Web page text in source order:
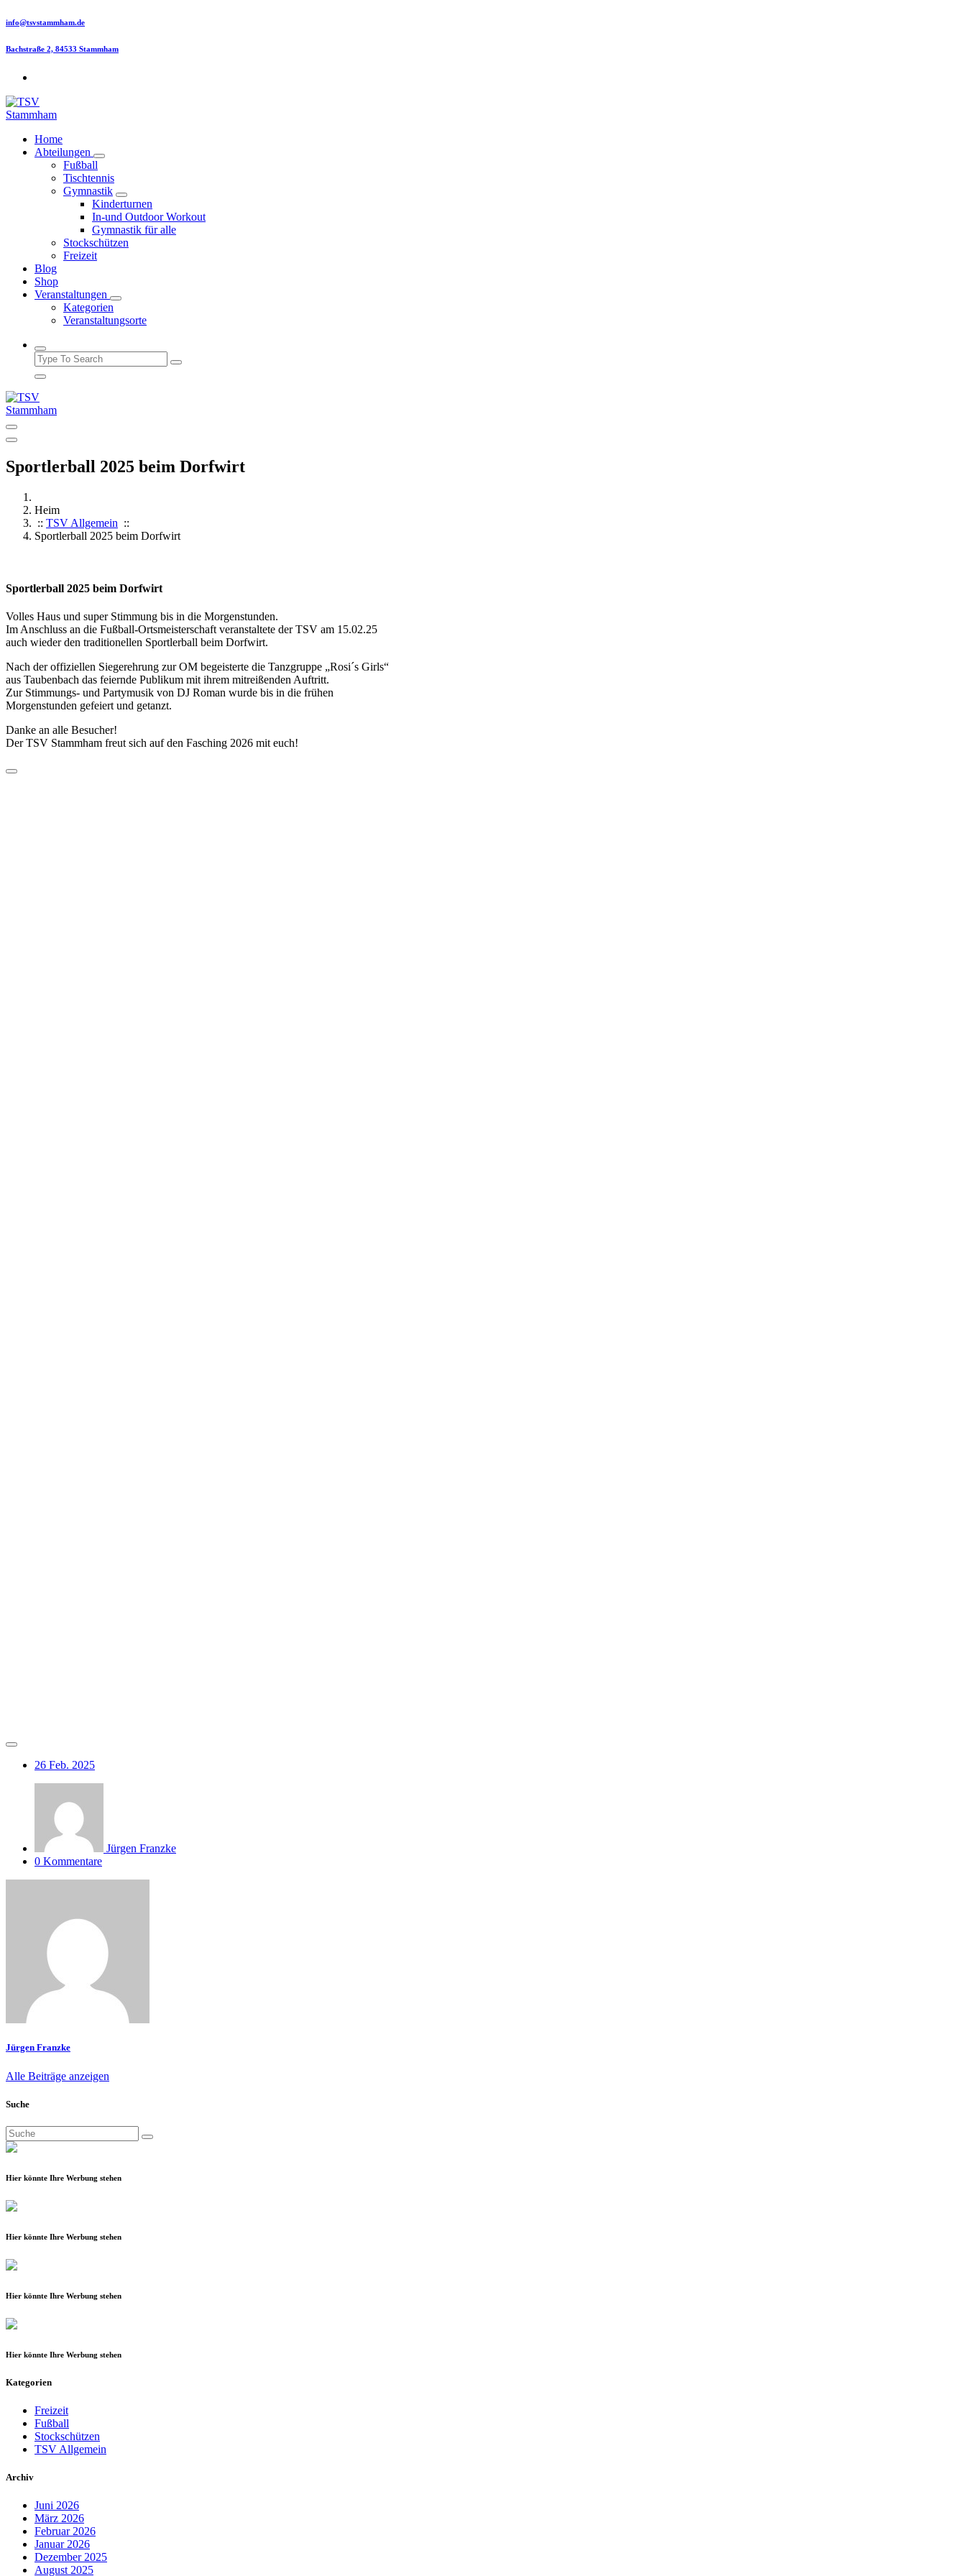
Skip
content
info@tsvstammham.de
Bachstraße 2, 84533 Stammham
Home
Abteilungen
Fußball
Tischtennis
Gymnastik
Kinderturnen
In-und Outdoor Workout
Gymnastik für alle
Stockschützen
Freizeit
Blog
Shop
Veranstaltungen
Kategorien
Veranstaltungsorte
Sportlerball 2025 beim Dorfwirt
Heim
:: TSV Allgemein ::
Sportlerball 2025 beim Dorfwirt
Sportlerball 2025 beim Dorfwirt
Volles Haus und super Stimmung bis in die Morgenstunden.
Im Anschluss an die Fußball-Ortsmeisterschaft veranstaltete der TSV am 15.02.25
auch wieder den traditionellen Sportlerball beim Dorfwirt.
Nach der offiziellen Siegerehrung zur OM begeisterte die Tanzgruppe „Rosi´s Girls“
aus Taubenbach das feiernde Publikum mit ihrem mitreißenden Auftritt.
Zur Stimmungs- und Partymusik von DJ Roman wurde bis in die frühen
Morgenstunden gefeiert und getanzt.
Danke an alle Besucher!
Der TSV Stammham freut sich auf den Fasching 2026 mit euch!
26 Feb. 2025
Jürgen Franzke
0 Kommentare
Jürgen Franzke
Alle Beiträge anzeigen
Suche
Suchen
nach:
Hier könnte Ihre Werbung stehen
Hier könnte Ihre Werbung stehen
Hier könnte Ihre Werbung stehen
Hier könnte Ihre Werbung stehen
Kategorien
Freizeit
Fußball
Stockschützen
TSV Allgemein
Archiv
Juni 2026
März 2026
Februar 2026
Januar 2026
Dezember 2025
August 2025